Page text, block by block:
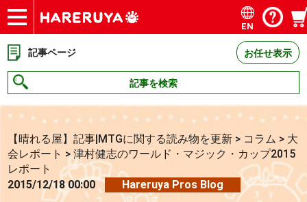
ショップ
買取
記事
デッキ検索
デッキ構築
選手一覧
店舗一覧
イベント
お問い合わせ
EN
記事ページ お任せ表示
記事を検索
【晴れる屋】記事|MTGに関する読み物を更新 > コラム > 大
会レポート >津村健志のワールド・マジック・カップ2015
レポート
2015/12/18 00:00
Hareruya Pros Blog